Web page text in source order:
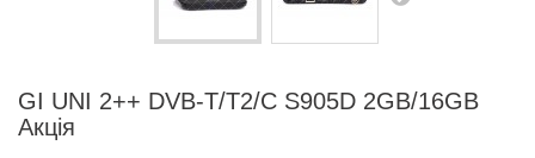
GI UNI 2++ DVB-T/T2/C S905D 2GB/16GB
Акція